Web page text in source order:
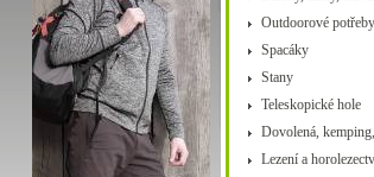
Outdoorové potřeby
Spacáky
Stany
Teleskopické hole
Dovolená,
Lezení a